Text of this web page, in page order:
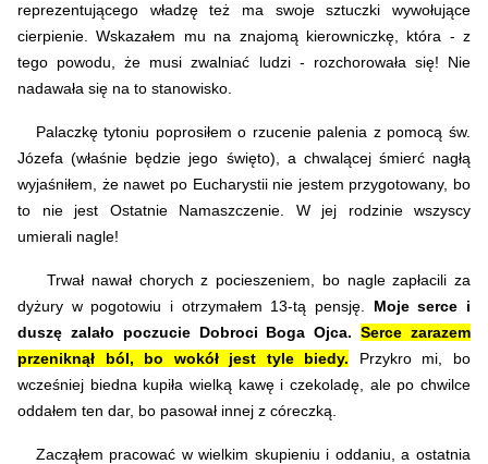
reprezentującego władzę też ma swoje sztuczki wywołujące
cierpienie. Wskazałem mu na znajomą kierowniczkę, która - z
tego powodu, że musi zwalniać ludzi - rozchorowała się! Nie
nadawała się na to stanowisko.
Palaczkę tytoniu poprosiłem o rzucenie palenia z pomocą św.
Józefa (właśnie będzie jego święto), a chwalącej śmierć nagłą
wyjaśniłem, że nawet po Eucharystii nie jestem przygotowany, bo
to nie jest Ostatnie Namaszczenie. W jej rodzinie wszyscy
umierali nagle!
Trwał nawał chorych z pocieszeniem, bo nagle zapłacili za
dyżury w pogotowiu i otrzymałem 13-tą pensję. Moje serce i
duszę zalało poczucie Dobroci Boga Ojca.Serce zarazem
przeniknął ból, bo wokół jest tyle biedy.
Przykro mi, bo
wcześniej biedna kupiła wielką kawę i czekoladę, ale po chwilce
oddałem ten dar, bo pasował innej z córeczką.
Zacząłem pracować w wielkim skupieniu i oddaniu, a ostatnia